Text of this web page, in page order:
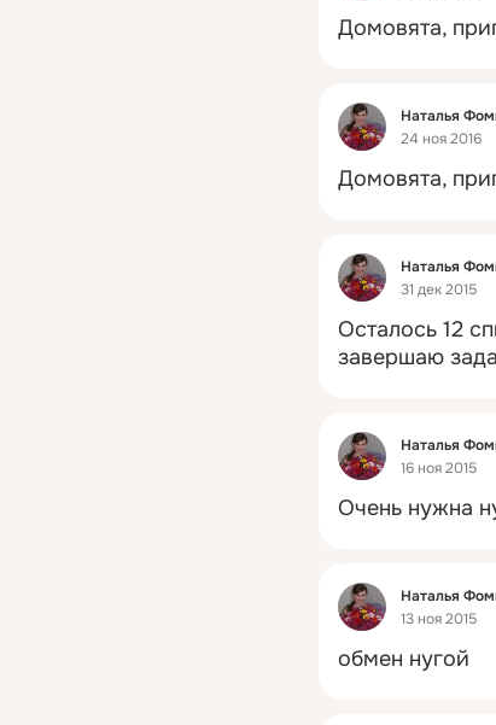
Домовята,
Фид
Наталья
24 ноя 2016
Домовята,
Фид
Наталья
31 дек 2015
Осталось 12
завершаю
Фид
Наталья
16 ноя 2015
Очень нужна
Фид
Наталья
13 ноя 2015
обмен нугой